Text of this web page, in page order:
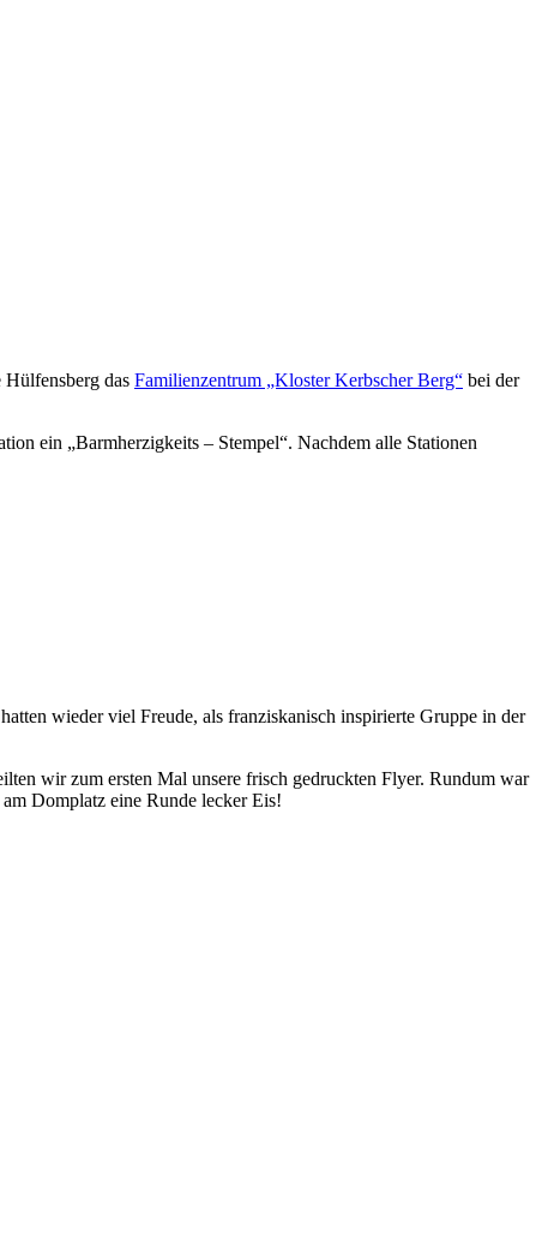
das Familienzentrum „Kloster Kerbscher Berg“ bei der
ein „Barmherzigkeits – Stempel“. Nachdem alle Stationen
wieder viel Freude, als franziskanisch inspirierte Gruppe in der
wir zum ersten Mal unsere frisch gedruckten Flyer. Rundum war
Domplatz eine Runde lecker Eis!